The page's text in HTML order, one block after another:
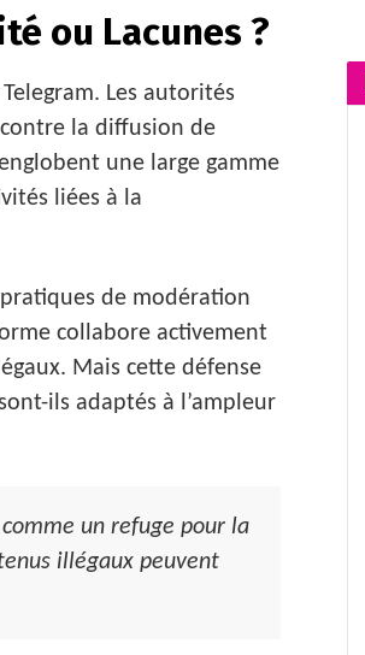
ou Lacunes ?
Les autorités
la diffusion de
une large gamme
liées à la
de modération
collabore activement
Mais cette défense
ils adaptés à l’ampleur
un refuge pour la
illégaux peuvent